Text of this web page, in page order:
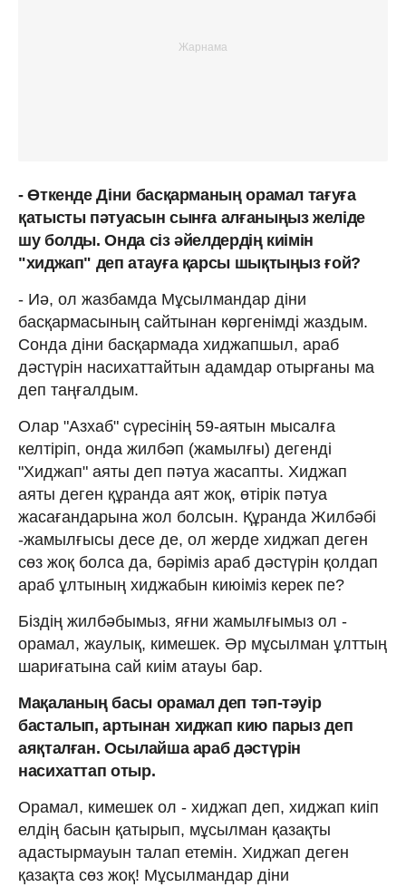
- Өткенде Діни басқарманың орамал тағуға
қатысты пәтуасын сынға алғаныңыз желіде
шу болды. Онда сіз әйелдердің киімін
"хиджап" деп атауға қарсы шықтыңыз ғой?
- Иә, ол жазбамда Мұсылмандар діни
басқармасының сайтынан көргенімді жаздым.
Сонда діни басқармада хиджапшыл, араб
дәстүрін насихаттайтын адамдар отырғаны ма
деп таңғалдым.
Олар "Азхаб" сүресінің 59-аятын мысалға
келтіріп, онда жилбәп (жамылғы) дегенді
"Хиджап" аяты деп пәтуа жасапты. Хиджап
аяты деген құранда аят жоқ, өтірік пәтуа
жасағандарына жол болсын. Құранда Жилбәбі
-жамылғысы десе де, ол жерде хиджап деген
сөз жоқ болса да, бәріміз араб дәстүрін қолдап
араб ұлтының хиджабын киюіміз керек пе?
Біздің жилбәбымыз, яғни жамылғымыз ол -
орамал, жаулық, кимешек. Әр мұсылман ұлттың
шариғатына сай киім атауы бар.
Мақаланың басы орамал деп тәп-тәуір
басталып, артынан хиджап кию парыз деп
аяқталған. Осылайша араб дәстүрін
насихаттап отыр.
Орамал, кимешек ол - хиджап деп, хиджап киіп
елдің басын қатырып, мұсылман қазақты
адастырмауын талап етемін. Хиджап деген
қазақта сөз жоқ! Мұсылмандар діни